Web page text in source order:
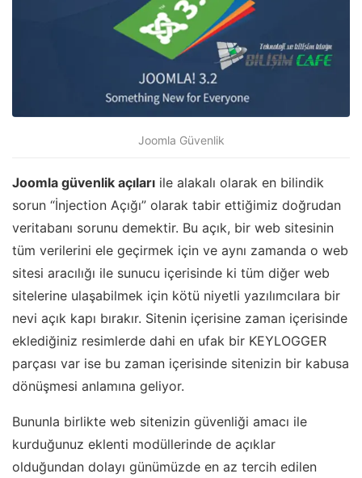
Joomla Güvenlik
Joomla güvenlik açıları ile alakalı olarak en bilindik
sorun “İnjection Açığı” olarak tabir ettiğimiz doğrudan
veritabanı sorunu demektir. Bu açık, bir web sitesinin
tüm verilerini ele geçirmek için ve aynı zamanda o web
sitesi aracılığı ile sunucu içerisinde ki tüm diğer web
sitelerine ulaşabilmek için kötü niyetli yazılımcılara bir
nevi açık kapı bırakır. Sitenin içerisine zaman içerisinde
eklediğiniz resimlerde dahi en ufak bir KEYLOGGER
parçası var ise bu zaman içerisinde sitenizin bir kabusa
dönüşmesi anlamına geliyor.
Bununla birlikte web sitenizin güvenliği amacı ile
kurduğunuz eklenti modüllerinde de açıklar
olduğundan dolayı günümüzde en az tercih edilen